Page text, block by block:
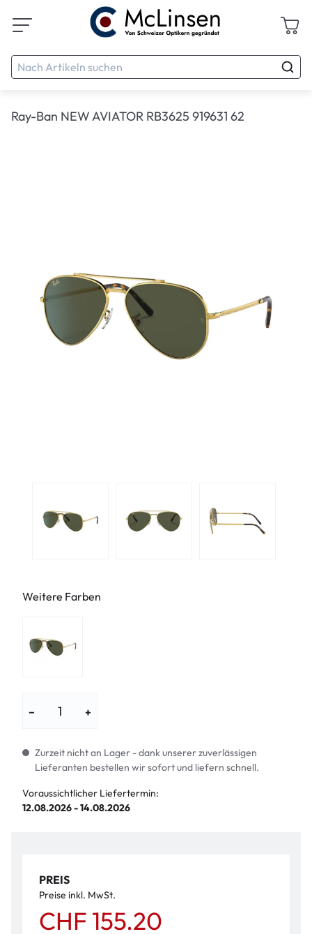
Ray-Ban NEW AVIATOR RB3625 919631 62
Weitere Farben
− +
Zurzeit nicht an Lager - dank unserer zuverlässigen
Lieferanten bestellen wir sofort und liefern schnell.
Voraussichtlicher Liefertermin:
12.08.2026 - 14.08.2026
PREIS
Preise inkl. MwSt.
CHF 155.20